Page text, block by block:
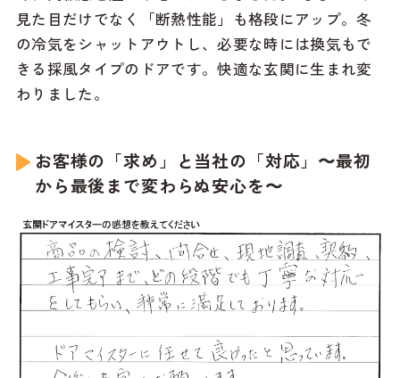
見た目だけでなく「断熱性能」も格段にアップ。冬
の冷気をシャットアウトし、必要な時には換気もで
きる採風タイプのドアです。快適な玄関に生まれ変
わりました。
お客様の「求め」と当社の「対応」〜最初
から最後まで変わらぬ安心を〜